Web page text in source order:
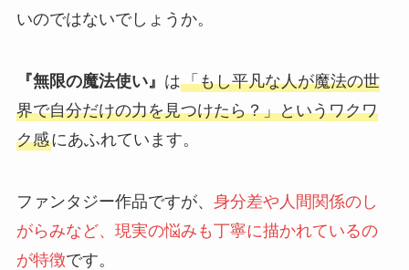
いのではないでしょうか。
『無限の魔法使い』 は「もし平凡な人が魔法の世
界で自分だけの力を見つけたら？」というワクワ
ク感にあふれています。
ファンタジー作品ですが、 身分差や人間関係のし
がらみなど、現実の悩みも丁寧に描かれているの
が特徴です。